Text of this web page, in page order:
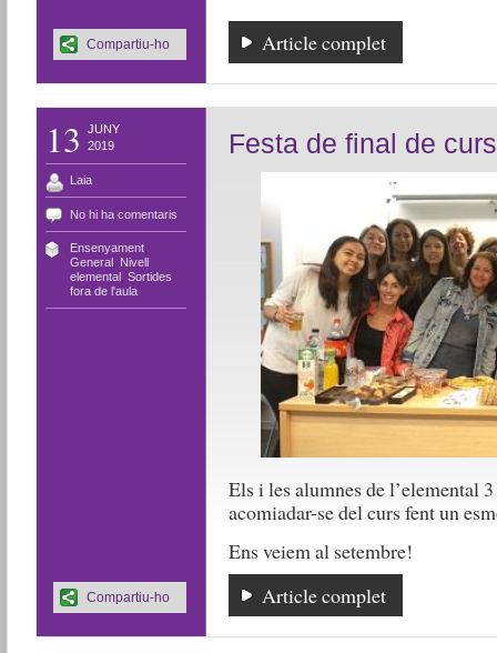
Article complet
Compartiu-ho
13
JUNY
2019
Laia
No hi ha comentaris
Ensenyament,
General, Nivell
elemental, Sortides
fora de l'aula
Festa de final de curs
Els i les alumnes de l’elemental
acomiadar-se del curs fent un
Ens veiem al setembre!
Article complet
Compartiu-ho